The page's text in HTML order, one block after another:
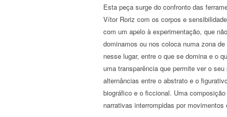
Esta peça surge do confronto das
Vítor Roriz com os corpos e
com um apelo à experimentação, que
dominamos ou nos coloca numa zona
nesse lugar, entre o que se domina e o
uma transparência que permite ver o
alternâncias entre o abstrato e o
biográfico e o ficcional. Uma
narrativas interrompidas por